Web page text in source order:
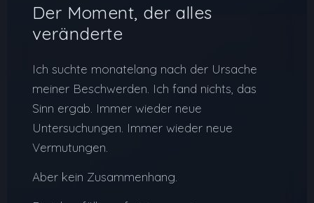
Der Moment, der alles
veränderte
Ich suchte monatelang nach der Ursache
meiner Beschwerden. Ich fand nichts, das
Sinn ergab. Immer wieder neue
Untersuchungen. Immer wieder neue
Vermutungen.
Aber kein Zusammenhang.